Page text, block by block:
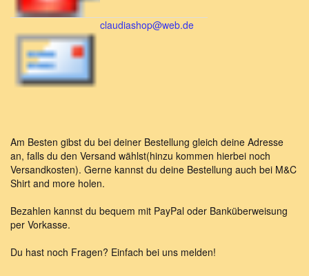
claudiashop@web.de
Am Besten gibst du bei deiner Bestellung gleich deine Adresse
an, falls du den Versand wählst(hinzu kommen hierbei noch
Versandkosten). Gerne kannst du deine Bestellung auch bei M&C
Shirt and more holen.
Bezahlen kannst du bequem mit PayPal oder Banküberweisung
per Vorkasse.
Du hast noch Fragen? Einfach bei uns melden!